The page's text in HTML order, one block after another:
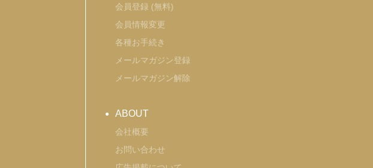
会員登録 (無料)
会員情報変更
各種お手続き
メールマガジン登録
メールマガジン解除
ABOUT
会社概要
お問い合わせ